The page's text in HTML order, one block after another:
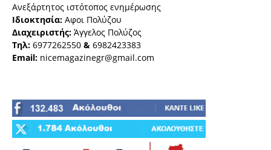
Ανεξάρτητος ιστότοπος ενημέρωσης
Ιδιοκτησία: Αφοι Πολύζου
Διαχειριστής: Άγγελος Πολύζος
Τηλ: 6977262550 & 6982423383
Email: nicemagazinegr@gmail.com